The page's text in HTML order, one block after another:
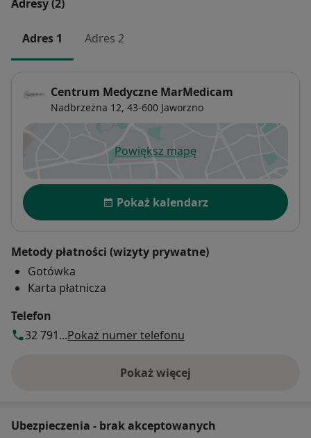
Adresy (2)
Adres 1 Adres 2
Centrum Medyczne MarMedicam
Nadbrzeżna 12, 43-600 Jaworzno
Powiększ mapęotwiera się w nowej karcie
Dostępność
Pokaż kalendarz
Metody płatności (wizyty prywatne)
Gotówka
Karta płatnicza
Telefon
32 791...Pokaż numer telefonu
Pokaż więcej
o adresie
Ubezpieczenia - brak akceptowanych